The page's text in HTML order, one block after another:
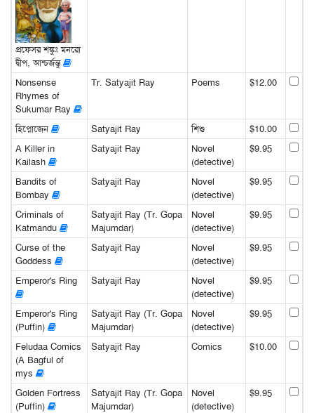
প্রফেসর শঙ্কুঃ মনরো
দ্বীপ, আশ্চর্জন্তু
Nonsense
Rhymes of
Sukumar Ray
Tr. Satyajit Ray Poems $12.00
হিপ্নোজেন Satyajit Ray শিশু
$10.00
A Killer in
Kailash
Satyajit Ray
Novel
(detective)
$9.95
Bandits of
Bombay
Satyajit Ray
Novel
(detective)
$9.95
Criminals of
Katmandu
Satyajit Ray (Tr. Gopa
Majumdar)
Novel
(detective)
$9.95
Curse of the
Goddess
Satyajit Ray
Novel
(detective)
$9.95
Emperor's Ring Satyajit Ray
Novel
(detective)
$9.95
Emperor's Ring
(Puffin)
Satyajit Ray (Tr. Gopa
Majumdar)
Novel
(detective)
$9.95
Feludaa Comics
(A Bagful of
mys
Satyajit Ray Comics $10.00
Golden Fortress
(Puffin)
Satyajit Ray (Tr. Gopa
Majumdar)
Novel
(detective)
$9.95